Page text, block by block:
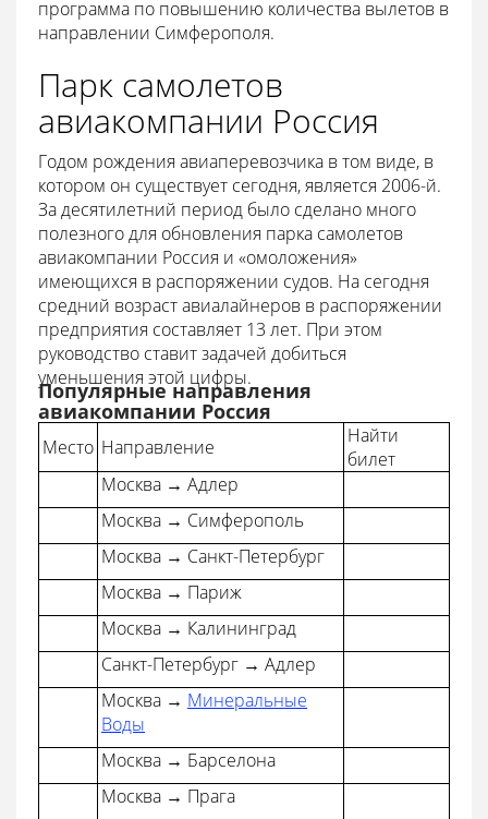
программа по повышению количества вылетов в
направлении Симферополя.
Парк самолетов
авиакомпании Россия
Годом рождения авиаперевозчика в том виде, в
котором он существует сегодня, является 2006-й.
За десятилетний период было сделано много
полезного для обновления парка самолетов
авиакомпании Россия и «омоложения»
имеющихся в распоряжении судов. На сегодня
средний возраст авиалайнеров в распоряжении
предприятия составляет 13 лет. При этом
руководство ставит задачей добиться
уменьшения этой цифры.
Популярные направления
авиакомпании Россия
Место Направление
Найти
билет
Москва → Адлер
Москва → Симферополь
Москва → Санкт-Петербург
Москва → Париж
Москва → Калининград
Санкт-Петербург → Адлер
Москва → Минеральные
Воды
Москва → Барселона
Москва → Прага